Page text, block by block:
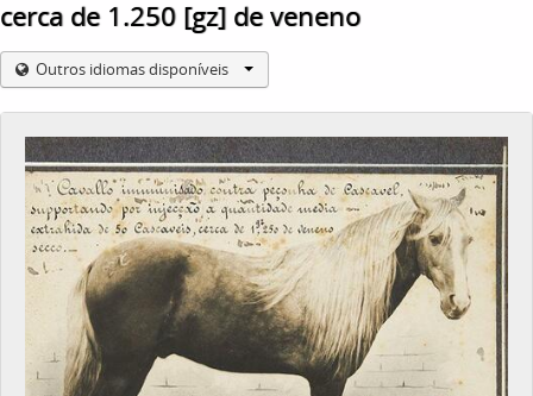
cerca de 1.250 [gz] de veneno
Outros idiomas disponíveis